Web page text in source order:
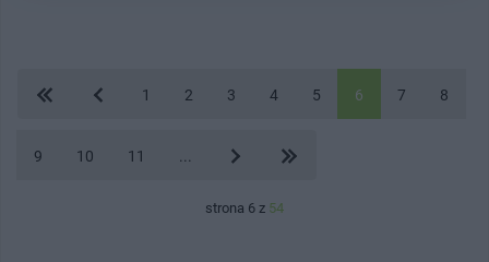
1 2 3 4 5 6 7 8
9 10 11
strona 6 z 54